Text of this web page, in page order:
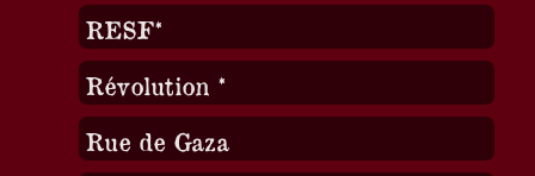
RESF*
Révolution *
Rue de Gaza